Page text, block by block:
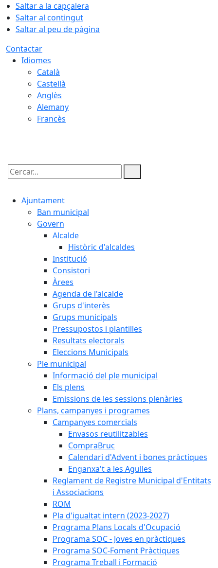
Saltar a la capçalera
Saltar al contingut
Saltar al peu de pàgina
Contactar
Idiomes
Català
Castellà
Anglès
Alemany
Francès
Cercar:
Ajuntament
Ban municipal
Govern
Alcalde
Històric d'alcaldes
Institució
Consistori
Àrees
Agenda de l'alcalde
Grups d'interès
Grups municipals
Pressupostos i plantilles
Resultats electorals
Eleccions Municipals
Ple municipal
Informació del ple municipal
Els plens
Emissions de les sessions plenàries
Plans, campanyes i programes
Campanyes comercials
Envasos reutilitzables
CompraBruc
Calendari d'Advent i bones pràctiques
Enganxa't a les Agulles
Reglament de Registre Municipal d'Entitats
i Associacions
ROM
Pla d'igualtat intern (2023-2027)
Programa Plans Locals d'Ocupació
Programa SOC - Joves en pràctiques
Programa SOC-Foment Pràctiques
Programa Treball i Formació